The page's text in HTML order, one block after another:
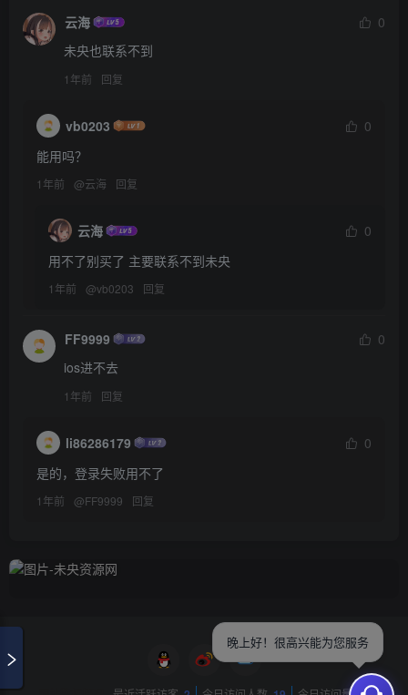
云海
0
未央也联系不到
1年前 回复
vb0203
0
能用吗？
1年前 @云海 回复
云海
0
用不了别买了 主要联系不到未央
1年前 @vb0203 回复
FF9999
0
ios进不去
1年前 回复
li86286179
0
是的，登录失败用不了
1年前 @FF9999 回复
晚上好！很高兴能为您服务